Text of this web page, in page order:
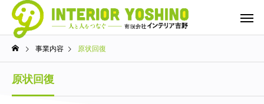
事業内容 原状回復
原状回復